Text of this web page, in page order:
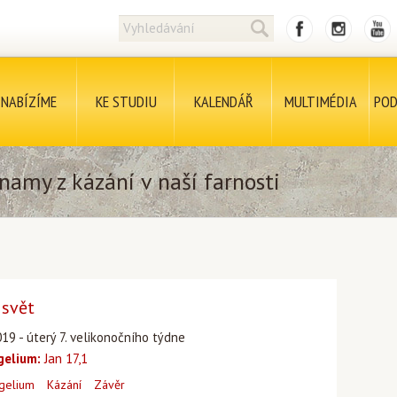
NABÍZÍME KE STUDIU KALENDÁŘ MULTIMÉDIA
z kázání v naší farnosti
- úterý 7. velikonočního týdne
Jan 17,1
Kázání Závěr